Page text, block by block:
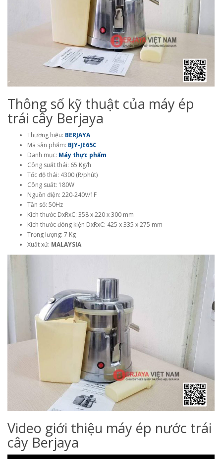
Thông số kỹ thuật của máy ép
trái cây Berjaya
Thương hiệu: BERJAYA
Mã sản phẩm: BJY-JE65C
Danh mục: Máy thực phẩm
Công suất thái: 65 Kg/h
Tốc độ thái: 4300 (R/phút)
Công suất: 180W
Nguồn điện: 220-240V/1F
Tần số: 50Hz
Kích thước DxRxC: 358 x 220 x 300 mm
Kích thước đóng kiện DxRxC: 425 x 335 x 275 mm
Trọng lượng: 7 Kg
Xuất xứ: MALAYSIA
Video giới thiệu máy ép nước trái
cây Berjaya